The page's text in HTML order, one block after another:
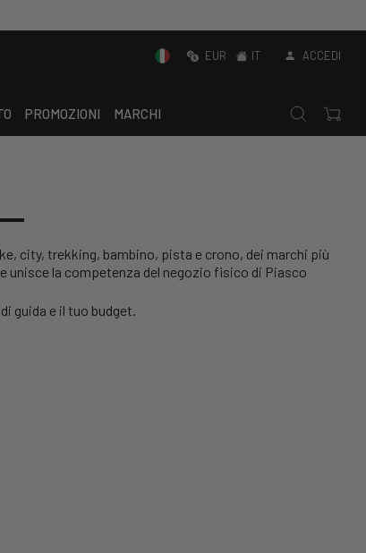
EUR IT ACCEDI
PROMOZIONI MARCHI
city, trekking, bambino, pista e crono, dei marchi più
unisce la competenza del negozio fisico di Piasco
guida e il tuo budget.